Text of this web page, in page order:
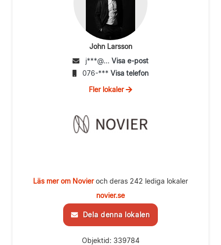
John Larsson
j***@... Visa e-post
076-*** Visa telefon
Fler lokaler
Läs mer om Novieroch deras 242 lediga lokaler
novier.se
Dela denna lokalen
Objektid: 339784